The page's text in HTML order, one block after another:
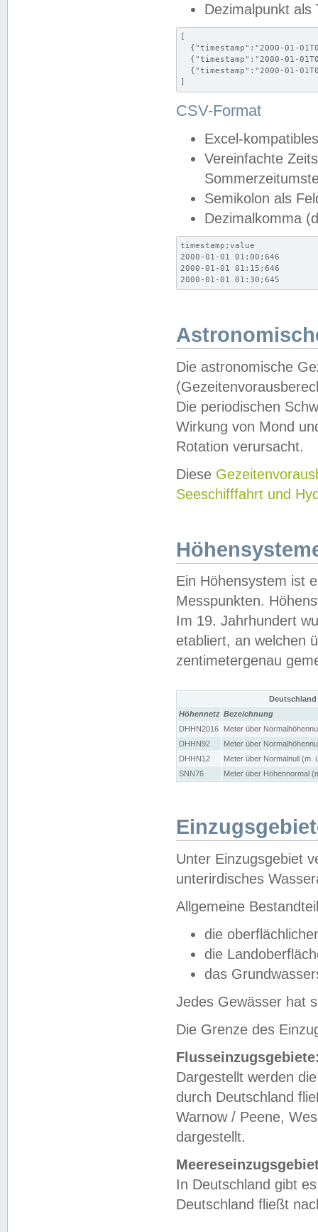
Dezimalpunkt als
[
{"timestamp":"2000-01-
{"timestamp":"2000-01-
{"timestamp":"2000-01-
]
CSV-Format
Excel-
Vereinfachte
Semikolon als
Dezimalkomma
timestamp;value
2000-01-01 01:00;646
2000-01-01 01:15;646
2000-01-01 01:30;645
Die astronomische
Die periodischen
Wirkung von Mond
Rotation verursacht.
Diese
Seeschifffahrt und
Ein Höhensystem ist
Messpunkten.
Im 19. Jahrhundert
etabliert, an welchen
zentimetergenau
Höhennetz Bezeichnung
DHHN2016
Meter über
DHHN92
Meter über
DHHN12
Meter über Normalnull (m.
SNN76
Meter über Höhennormal
Unter Einzugsgebiet
unterirdisches
Allgemeine
die
die
das
Jedes Gewässer hat
Die Grenze des
Dargestellt werden
durch Deutschland
Warnow / Peene,
dargestellt.
In Deutschland gibt
Deutschland fließt